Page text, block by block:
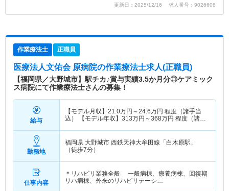
更新日：2025/12/16 求人番号：9026608
作業療法士 正職員
医療法人文佑会 原病院の作業療法士求人(正職員)
【福岡県／大野城市】駅チカ♪賞与実績3.5か月分◎ケアミック
ス病院にて作業療法士さんの募集！
給与
【モデル月収】 21.0万円～24.6万円 程度（諸手当
込） 【モデル年収】 313万円～368万円 程度（諸手
勤務地
福岡県 大野城市 西鉄天神大牟田線「白木原駅」
（徒歩7分）
仕事内容
＊リハビリ業務全般 一般病棟、療養病棟、回復期
リハ病棟、外来のリハビリテーシ…